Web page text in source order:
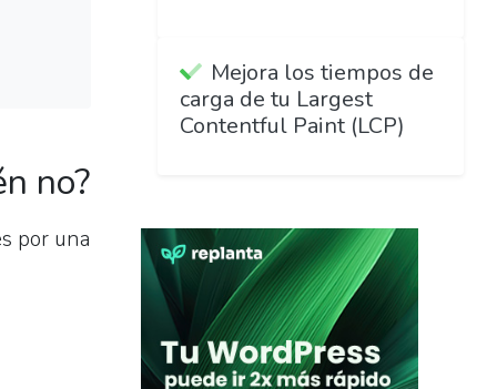
no?
por una
Mejora los tiempos de
carga de tu Largest
Contentful Paint (LCP)